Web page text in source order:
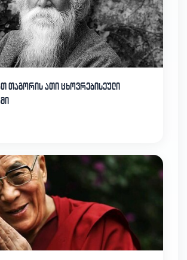
თაგორის ათი ცხოვრებისეული